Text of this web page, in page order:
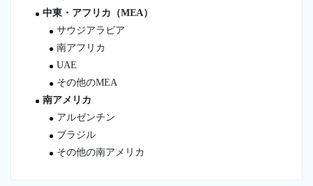
中東・アフリカ（MEA）
サウジアラビア
南アフリカ
UAE
その他のMEA
南アメリカ
アルゼンチン
ブラジル
その他の南アメリカ